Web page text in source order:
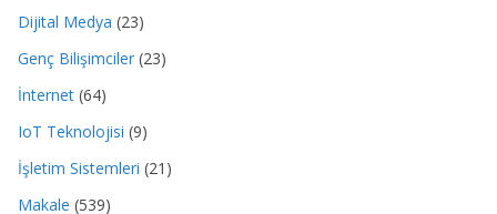
Dijital Medya (23)
Genç Bilişimciler (23)
İnternet (64)
IoT Teknolojisi (9)
İşletim Sistemleri (21)
Makale (539)